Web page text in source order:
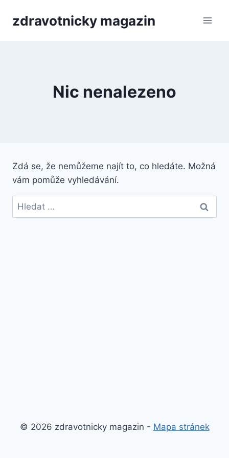
zdravotnicky magazin
Nic nenalezeno
Zdá se, že nemůžeme najít to, co hledáte. Možná
vám pomůže vyhledávání.
Vyhledávání
© 2026 zdravotnicky magazin - Mapa stránek